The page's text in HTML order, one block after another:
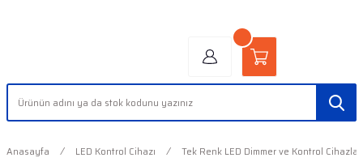
Anasayfa LED Kontrol Cihazı Tek Renk LED Dimmer ve Kontrol Cihazları